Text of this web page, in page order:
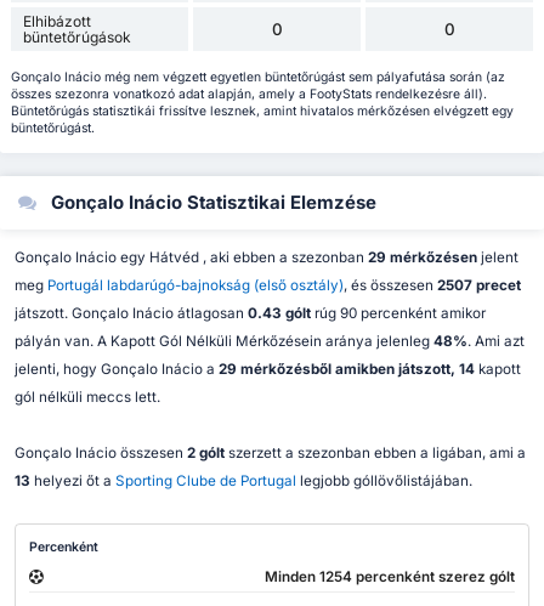
Elhibázott
büntetőrúgások
0 0
Gonçalo Inácio még nem végzett egyetlen büntetőrúgást sem pályafutása során (az
összes szezonra vonatkozó adat alapján, amely a FootyStats rendelkezésre áll).
Büntetőrúgás statisztikái frissítve lesznek, amint hivatalos mérkőzésen elvégzett egy
büntetőrúgást.
Gonçalo Inácio Statisztikai Elemzése
Gonçalo Inácio egy Hátvéd , aki ebben a szezonban 29 mérkőzésen jelent
meg Portugál labdarúgó-bajnokság (első osztály), és összesen 2507 precet
játszott. Gonçalo Inácio átlagosan 0.43 góltrúg 90 percenként amikor
pályán van. A Kapott Gól Nélküli Mérkőzésein aránya jelenleg 48%. Ami azt
jelenti, hogy Gonçalo Inácio a 29 mérkőzésből amikben játszott, 14 kapott
gól nélküli meccs lett.
Gonçalo Inácio összesen 2 góltszerzett a szezonban ebben a ligában, ami a
13 helyezi őt a Sporting Clube de Portugal legjobb góllövőlistájában.
Percenként
Minden 1254 percenként szerez gólt